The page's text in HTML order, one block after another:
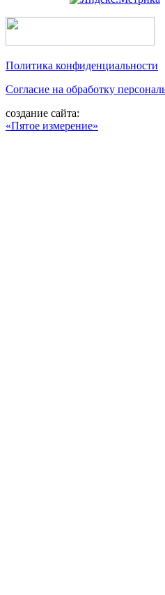
Политика конфиденциальности
Согласие на обработку
создание сайта:
«Пятое измерение»